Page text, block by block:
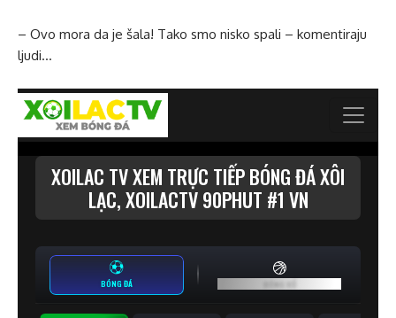
– Ovo mora da je šala! Tako smo nisko spali – komentiraju
ljudi…